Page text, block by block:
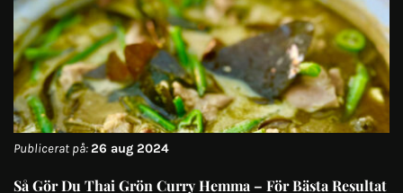
Publicerat på:26 aug 2024
Så Gör Du Thai Grön Curry Hemma – För Bästa Resultat